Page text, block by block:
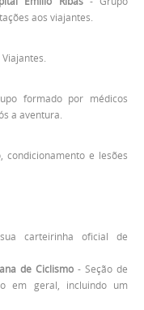
aos viajantes.
formado por médicos
a aventura.
condicionamento e lesões
carteirinha oficial de
de Ciclismo- Seção de
em geral, incluindo um